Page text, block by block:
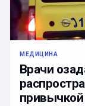
МЕДИЦИНА
Врачи
привычкой